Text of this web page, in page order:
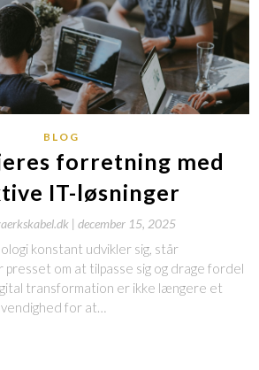
BLOG
forretning med
IT-løsninger
| december 15, 2025
konstant udvikler sig, står
om at tilpasse sig og drage fordel
transformation er ikke længere et
for at…